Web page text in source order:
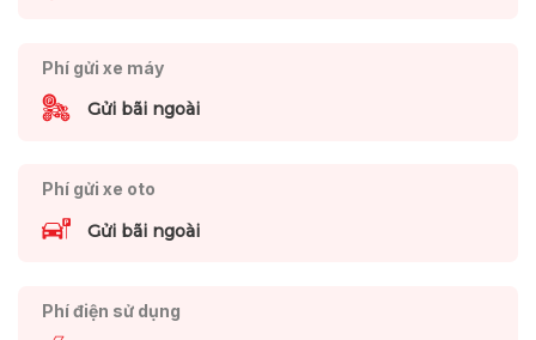
Phí gửi xe máy
Gửi bãi ngoài
Phí gửi xe oto
Gửi bãi ngoài
Phí điện sử dụng